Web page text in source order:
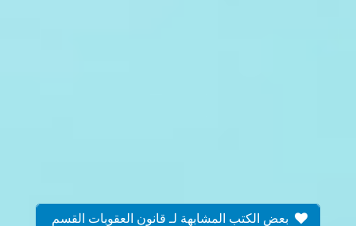
بعض الكتب المشابهة لـ قانون العقوبات القسم